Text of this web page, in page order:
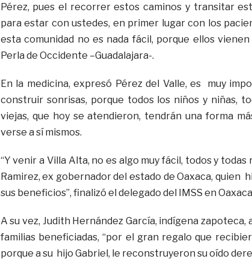
Pérez, pues el recorrer estos caminos y transitar
para estar con ustedes, en primer lugar con los
esta comunidad no es nada fácil, porque ellos
Perla de Occidente –Guadalajara-.
En la medicina, expresó Pérez del Valle, es muy
construir sonrisas, porque todos los niños y niñas,
viejas, que hoy se atendieron, tendrán una forma
verse a sí mismos.
“Y venir a Villa Alta, no es algo muy fácil, todos y
Ramirez, ex gobernador del estado de Oaxaca, quien
sus beneficios”, finalizó el delegado del IMSS en
A su vez, Judith Hernández García, indígena zapoteca,
familias beneficiadas, “por el gran regalo que
porque a su hijo Gabriel, le reconstruyeron su oído